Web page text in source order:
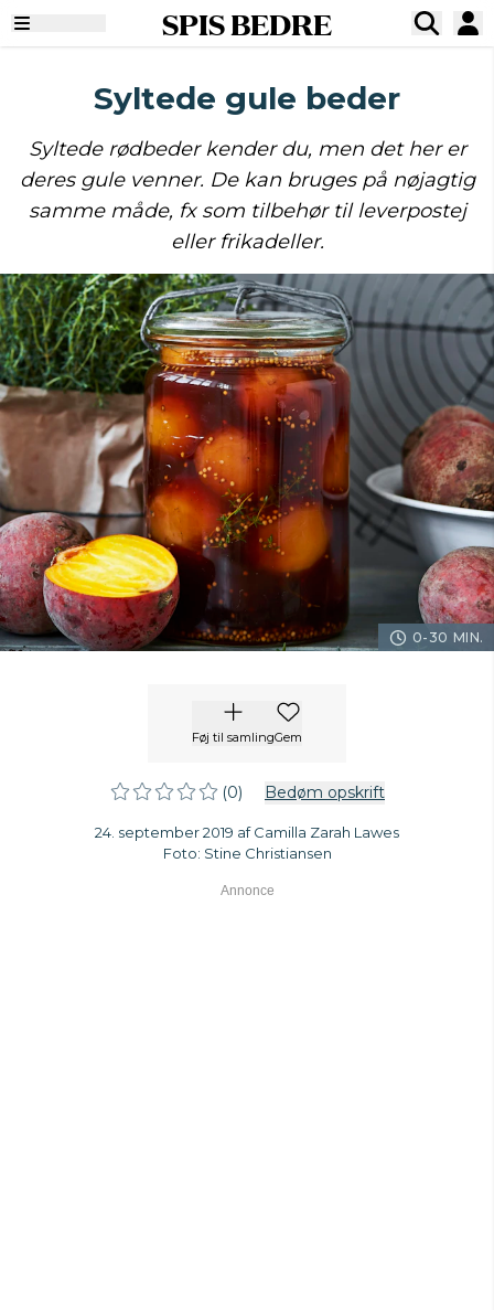
SPIS BEDRE
Syltede gule beder
Syltede rødbeder kender du, men det her er
deres gule venner. De kan bruges på nøjagtig
samme måde, fx som tilbehør til leverpostej
eller frikadeller.
0-30 MIN.
Føj til samlingGem
(0) Bedøm opskrift
24. september 2019 af Camilla Zarah Lawes
Foto: Stine Christiansen